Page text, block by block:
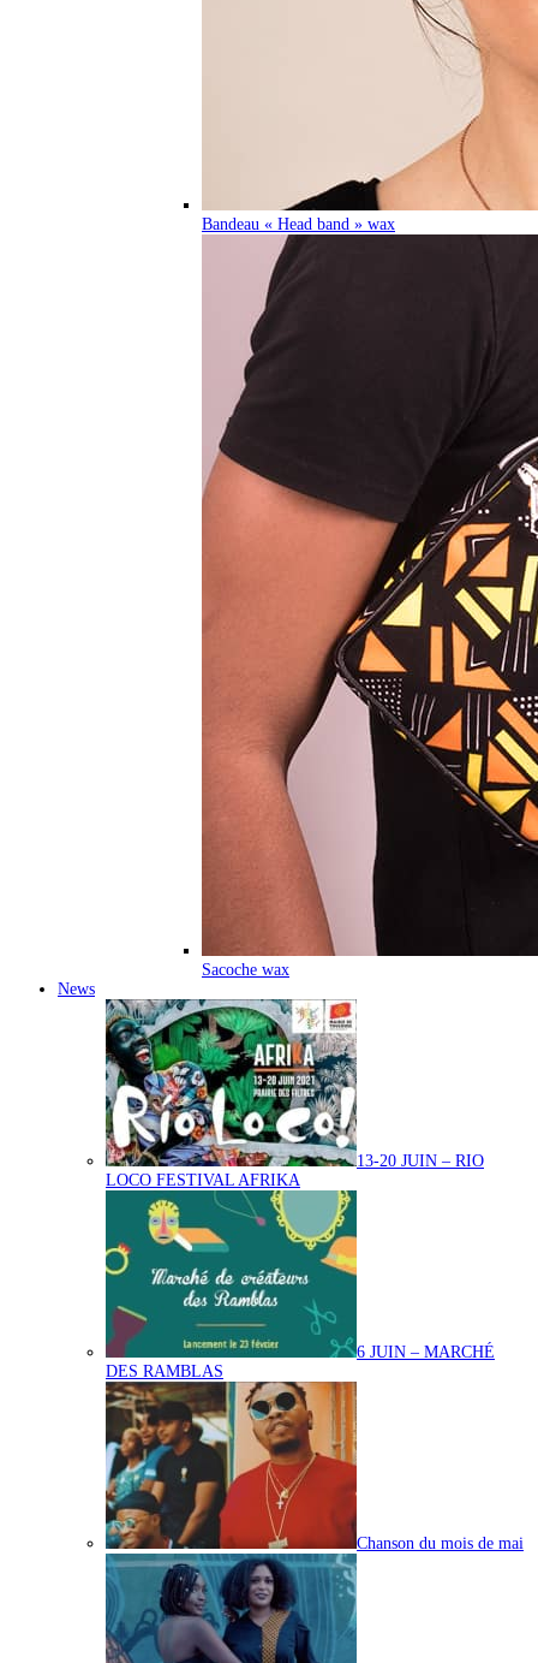
Bandeau « Head band » wax
Sacoche wax
News
13-20 JUIN – RIO
LOCO FESTIVAL AFRIKA
6 JUIN – MARCHÉ
DES RAMBLAS
Chanson du mois de mai